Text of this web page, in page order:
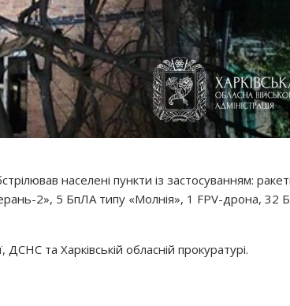
населені пункти із застосуванням:
2», 5 БпЛА типу «Молнія», 1 FPV-дрона, 32
ДСНС та Харківській обласній прокуратурі.